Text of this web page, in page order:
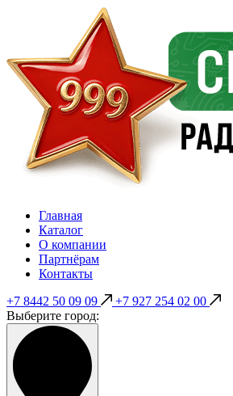
Главная
Каталог
О компании
Партнёрам
Контакты
+7 8442 50 09 09
+7 927 254 02 00
Выберите город: